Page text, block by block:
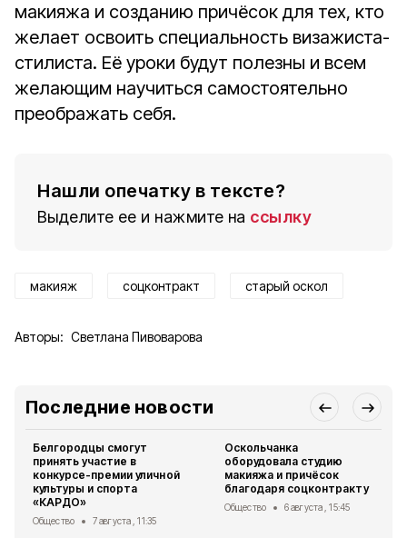
макияжа и созданию причёсок для тех, кто
желает освоить специальность визажиста-
стилиста. Её уроки будут полезны и всем
желающим научиться самостоятельно
преображать себя.
Нашли опечатку в тексте?
Выделите ее и нажмите на ссылку
макияж соцконтракт старый оскол
Авторы: Светлана Пивоварова
Последние новости
Белгородцы смогут
принять участие в
конкурсе-премии уличной
культуры и спорта
«КАРДО»
Общество 7 августа , 11:35
Оскольчанка
оборудовала студию
макияжа и причёсок
благодаря соцконтракту
Общество 6 августа , 15:45